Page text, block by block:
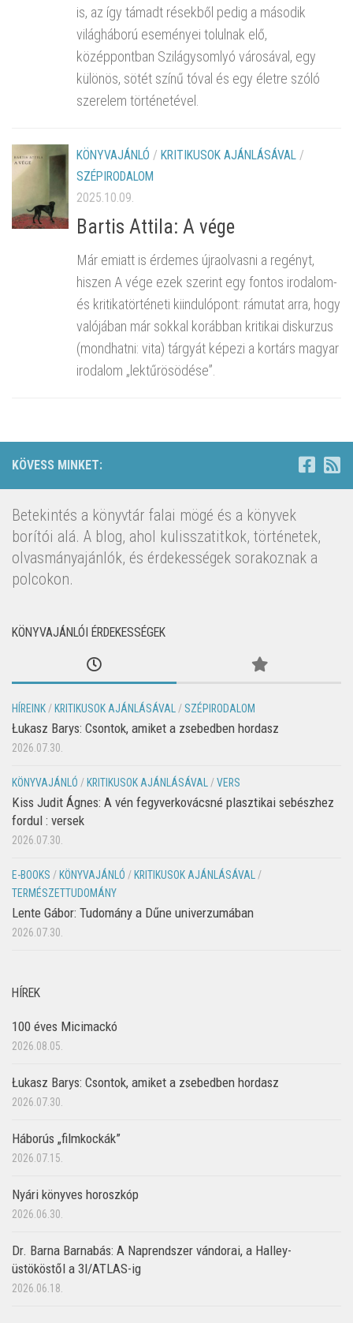
is, az így támadt résekből pedig a második
világháború eseményei tolulnak elő,
középpontban Szilágysomlyó városával, egy
különös, sötét színű tóval és egy életre szóló
szerelem történetével.
KÖNYVAJÁNLÓ / KRITIKUSOK AJÁNLÁSÁVAL /
SZÉPIRODALOM
2025.10.09.
Bartis Attila: A vége
Már emiatt is érdemes újraolvasni a regényt,
hiszen A vége ezek szerint egy fontos irodalom-
és kritikatörténeti kiindulópont: rámutat arra, hogy
valójában már sokkal korábban kritikai diskurzus
(mondhatni: vita) tárgyát képezi a kortárs magyar
irodalom „lektűrösödése”.
KÖVESS MINKET:
Betekintés a könyvtár falai mögé és a könyvek
borítói alá. A blog, ahol kulisszatitkok, történetek,
olvasmányajánlók, és érdekességek sorakoznak a
polcokon.
KÖNYVAJÁNLÓI ÉRDEKESSÉGEK
HÍREINK/ KRITIKUSOK AJÁNLÁSÁVAL/ SZÉPIRODALOM
Łukasz Barys: Csontok, amiket a zsebedben hordasz
2026.07.30.
KÖNYVAJÁNLÓ / KRITIKUSOK AJÁNLÁSÁVAL/VERS
Kiss Judit Ágnes: A vén fegyverkovácsné plasztikai sebészhez
fordul : versek
2026.07.30.
E-BOOKS / KÖNYVAJÁNLÓ / KRITIKUSOK AJÁNLÁSÁVAL/
TERMÉSZETTUDOMÁNY
Lente Gábor: Tudomány a Dűne univerzumában
2026.07.30.
HÍREK
100 éves Micimackó
2026.08.05.
Łukasz Barys: Csontok, amiket a zsebedben hordasz
2026.07.30.
Háborús „filmkockák”
2026.07.15.
Nyári könyves horoszkóp
2026.06.30.
Dr. Barna Barnabás: A Naprendszer vándorai, a Halley-
üstököstől a 3I/ATLAS-ig
2026.06.18.